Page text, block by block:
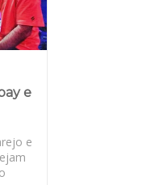
e
e